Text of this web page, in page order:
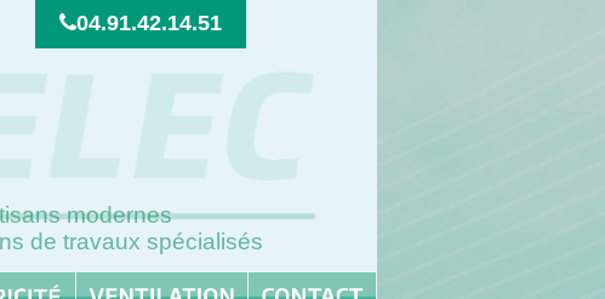
modernes
de travaux spécialisés
04.91.42.14.51